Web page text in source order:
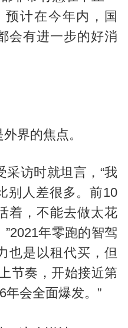
预计在今年内，国
会有进一步的好消
界的焦点。
采访时就坦言，“我
别人差很多。前10
着，不能去做太花
年零跑的智驾
也是以租代买，但
节奏，开始接近第
年会全面爆发。”